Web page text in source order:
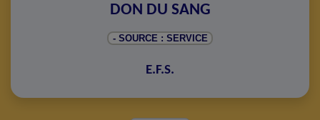
DON DU SANG
- SOURCE : SERVICE
E.F.S.